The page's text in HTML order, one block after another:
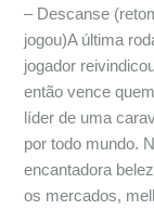
– Descanse
jogou)A última
jogador
então vence
líder de uma
por todo mundo.
encantadora
os mercados,